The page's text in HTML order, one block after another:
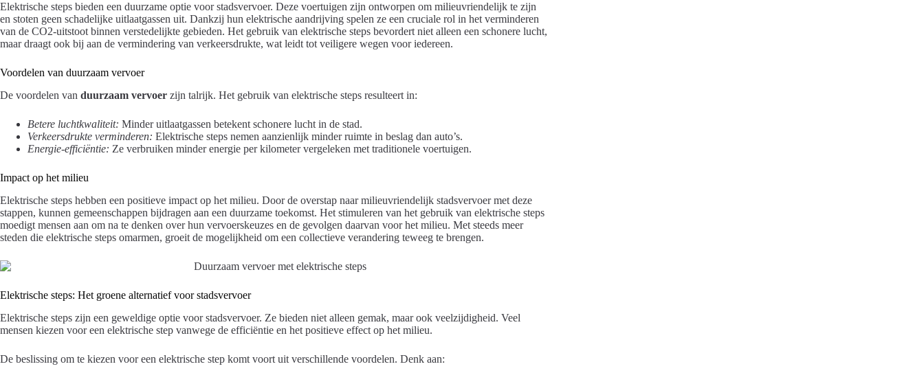
Elektrische steps bieden een duurzame optie voor stadsvervoer. Deze voertuigen zijn ontworpen om milieuvriendelijk te zijn
en stoten geen schadelijke uitlaatgassen uit. Dankzij hun elektrische aandrijving spelen ze een cruciale rol in het verminderen
van de CO2-uitstoot binnen verstedelijkte gebieden. Het gebruik van elektrische steps bevordert niet alleen een schonere lucht,
maar draagt ook bij aan de vermindering van verkeersdrukte, wat leidt tot veiligere wegen voor iedereen.
Voordelen van duurzaam vervoer
De voordelen van duurzaam vervoer zijn talrijk. Het gebruik van elektrische steps resulteert in:
Betere luchtkwaliteit: Minder uitlaatgassen betekent schonere lucht in de stad.
Verkeersdrukte verminderen: Elektrische steps nemen aanzienlijk minder ruimte in beslag dan auto’s.
Energie-efficiëntie: Ze verbruiken minder energie per kilometer vergeleken met traditionele voertuigen.
Impact op het milieu
Elektrische steps hebben een positieve impact op het milieu. Door de overstap naar milieuvriendelijk stadsvervoer met deze
stappen, kunnen gemeenschappen bijdragen aan een duurzame toekomst. Het stimuleren van het gebruik van elektrische steps
moedigt mensen aan om na te denken over hun vervoerskeuzes en de gevolgen daarvan voor het milieu. Met steeds meer
steden die elektrische steps omarmen, groeit de mogelijkheid om een collectieve verandering teweeg te brengen.
Elektrische steps: Het groene alternatief voor stadsvervoer
Elektrische steps zijn een geweldige optie voor stadsvervoer. Ze bieden niet alleen gemak, maar ook veelzijdigheid. Veel
mensen kiezen voor een elektrische step vanwege de efficiëntie en het positieve effect op het milieu.
De beslissing om te kiezen voor een elektrische step komt voort uit verschillende voordelen. Denk aan: